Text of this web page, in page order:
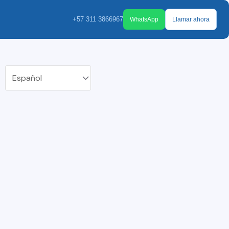
+57 311 3866967 WhatsApp Llamar ahora